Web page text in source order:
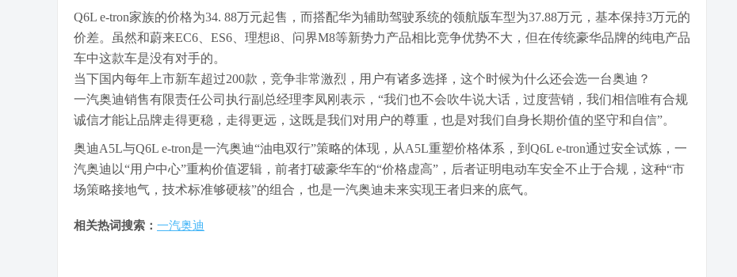
Q6L e-tron家族的价格为34. 88万元起售，而搭配华为辅助驾驶系统的领航版车型为37.88万元，基本保持3万元的
价差。虽然和蔚来EC6、ES6、理想i8、问界M8等新势力产品相比竞争优势不大，但在传统豪华品牌的纯电产品
车中这款车是没有对手的。
当下国内每年上市新车超过200款，竞争非常激烈，用户有诸多选择，这个时候为什么还会选一台奥迪？
一汽奥迪销售有限责任公司执行副总经理李凤刚表示，“我们也不会吹牛说大话，过度营销，我们相信唯有合规
诚信才能让品牌走得更稳，走得更远，这既是我们对用户的尊重，也是对我们自身长期价值的坚守和自信”。
奥迪A5L与Q6L e-tron是一汽奥迪“油电双行”策略的体现，从A5L重塑价格体系，到Q6L e-tron通过安全试炼，一
汽奥迪以“用户中心”重构价值逻辑，前者打破豪华车的“价格虚高”，后者证明电动车安全不止于合规，这种“市
场策略接地气，技术标准够硬核”的组合，也是一汽奥迪未来实现王者归来的底气。
相关热词搜索： 一汽奥迪